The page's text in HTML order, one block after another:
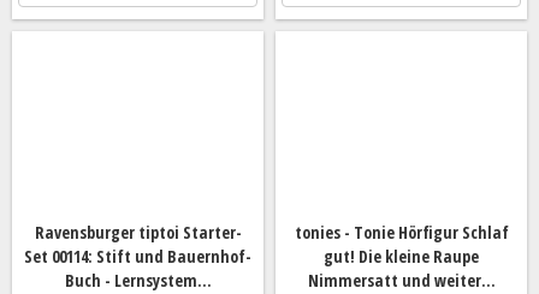
Ravensburger tiptoi Starter-
Set 00114: Stift und Bauernhof-
Buch - Lernsystem...
tonies - Tonie Hörfigur Schlaf
gut! Die kleine Raupe
Nimmersatt und weiter...